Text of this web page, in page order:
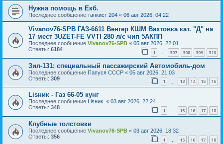
Нужна помощь в Екб.
Последнее сообщение танкист 204 « 06 авг 2026, 04:22
Vivanov76-SPB ГАЗ-6611 Венгер КШМ Вахтовка кат. "Д" на
17 мест 3UZET-FE VVTI 280 л/с чип 5АКПП
Последнее сообщение Vivanov76-SPB « 05 авг 2026, 22:01
Ответы: 6184 1 … 307 308 309 310
Зил-131: специальный пассажирский Автомобиль-дом
Последнее сообщение Папуся СССР « 05 авг 2026, 21:03
Ответы: 309 1 13 14 15 16
Lisник - Газ 66-05 кунг
Последнее сообщение Lisник. « 03 авг 2026, 22:24
Ответы: 348 1 … 15 16 17 18
Клубные толстовки
Последнее сообщение Vivanov76-SPB « 03 авг 2026, 18:32
Ответы: 356 1 15 16 17 18